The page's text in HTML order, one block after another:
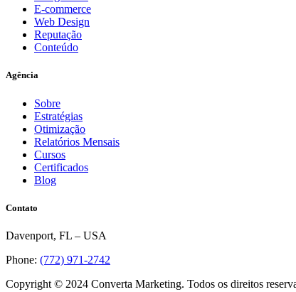
E-commerce
Web Design
Reputação
Conteúdo
Agência
Sobre
Estratégias
Otimização
Relatórios Mensais
Cursos
Certificados
Blog
Contato
Davenport, FL – USA
Phone: (772) 971-2742
Copyright © 2024 Converta Marketing. Todos os direitos